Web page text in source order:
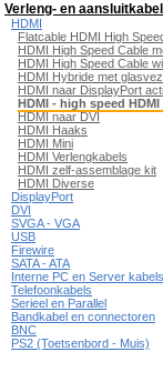
Verleng- en
HDMI
Flatcable HDMI High
HDMI High Speed Cable
HDMI High Speed Cable
HDMI Hybride met
HDMI naar DisplayPort
HDMI - high speed HDMI
HDMI naar DVI
HDMI Haaks
HDMI Mini
HDMI Verlengkabels
HDMI zelf-assemblage kit
HDMI Diverse
DisplayPort
DVI
SVGA - VGA
USB
Firewire
SATA - ATA
Interne PC en Server kabels
Telefoonkabels
Serieel en Parallel
Bandkabel en connectoren
BNC
PS2 (Toetsenbord - Muis)